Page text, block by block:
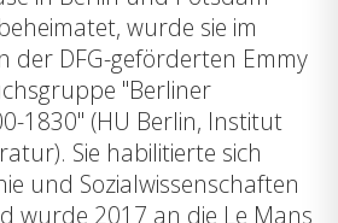
wurde sie im
der DFG-geförderten Emmy
"Berliner
1830" (HU Berlin, Institut
Sie habilitierte sich
und Sozialwissenschaften
wurde 2017 an die Le Mans